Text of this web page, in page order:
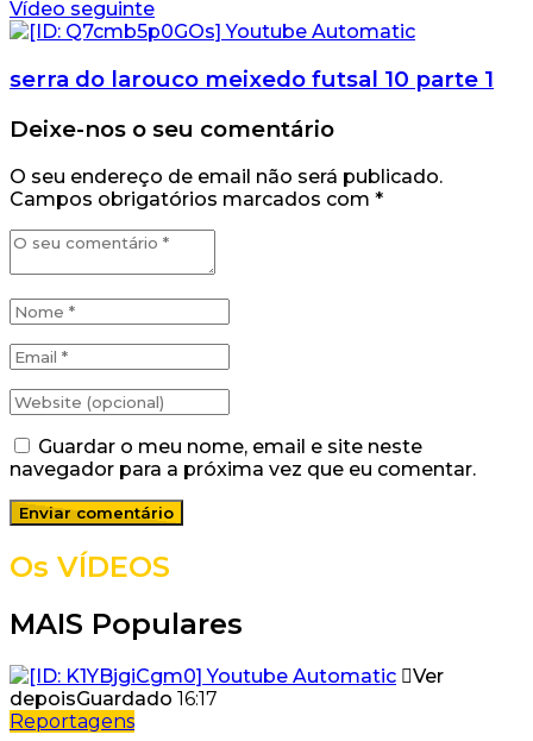
Vídeo seguinte
serra do larouco meixedo futsal 10 parte 1
Deixe-nos o seu comentário
O seu endereço de email não será publicado.
Campos obrigatórios marcados com *
Guardar o meu nome, email e site neste
navegador para a próxima vez que eu comentar.
Os VÍDEOS
MAIS Populares
Ver
depoisGuardado 16:17
Reportagens